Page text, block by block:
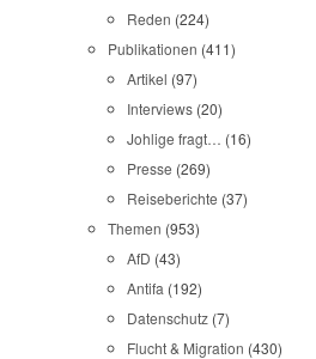
Reden (224)
Publikationen (411)
Artikel (97)
Interviews (20)
Johlige fragt… (16)
Presse (269)
Reiseberichte (37)
Themen (953)
AfD (43)
Antifa (192)
Datenschutz (7)
Flucht & Migration (430)